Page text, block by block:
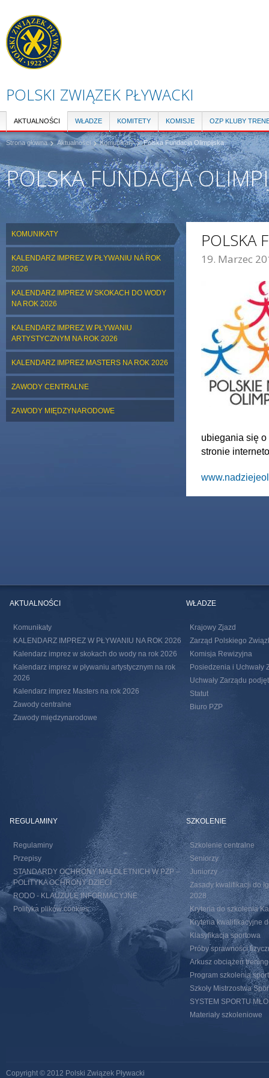
POLSKI ZWIĄZEK PŁYWACKI
AKTUALNOŚCI WŁADZE KOMITETY KOMISJE OZP KLUBY
Strona główna Aktualności Komunikaty Polska Fundacja Olimpijska
POLSKA FUNDACJA
KOMUNIKATY
KALENDARZ IMPREZ W PŁYWANIU NA ROK
2026
KALENDARZ IMPREZ W SKOKACH DO WODY
NA ROK 2026
KALENDARZ IMPREZ W PŁYWANIU
ARTYSTYCZNYM NA ROK 2026
KALENDARZ IMPREZ MASTERS NA ROK 2026
ZAWODY CENTRALNE
ZAWODY MIĘDZYNARODOWE
POLSKA
19. Marzec
ubiegania się
stronie
AKTUALNOŚCI
Komunikaty
KALENDARZ IMPREZ W PŁYWANIU NA ROK 2026
Kalendarz imprez w skokach do wody na rok 2026
Kalendarz imprez w pływaniu artystycznym na rok
2026
Kalendarz imprez Masters na rok 2026
Zawody centralne
Zawody międzynarodowe
WŁADZE
Krajowy Zjazd
Zarząd Polskiego
Komisja Rewizyjna
Posiedzenia i Uchwały
Uchwały Zarządu
Statut
Biuro PZP
REGULAMINY
Regulaminy
Przepisy
STANDARDY OCHRONY MAŁOLETNICH W PZP –
POLITYKA OCHRONY DZIECI
RODO - KLAUZULE INFORMACYJNE
Polityka plików cookies
SZKOLENIE
Szkolenie centralne
Seniorzy
Juniorzy
Zasady kwalifikacji do
2028
Kryteria do szkolenia
Kryteria kwalifikacyjne
Klasyfikacja sportowa
Próby sprawności
Arkusz obciążeń
Program szkolenia
Szkoły Mistrzostwa
SYSTEM SPORTU
Materiały szkoleniowe
Copyright © 2012 Polski Związek Pływacki